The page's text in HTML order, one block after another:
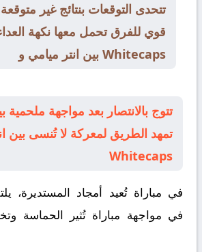
قوي للفرق تحمل معها نكهة
بين انتر ميامي و Whitecaps
تمهد الطريق لمعركة لا تُنسى بين
Whitecaps
في مباراة تُعيد أمجاد المستديرة،